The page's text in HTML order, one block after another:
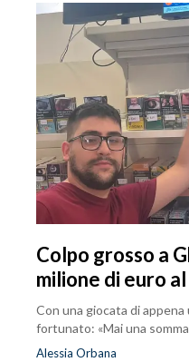
Colpo grosso a
milione di euro
Con una giocata di appena
fortunato: «Mai una
Alessia Orbana